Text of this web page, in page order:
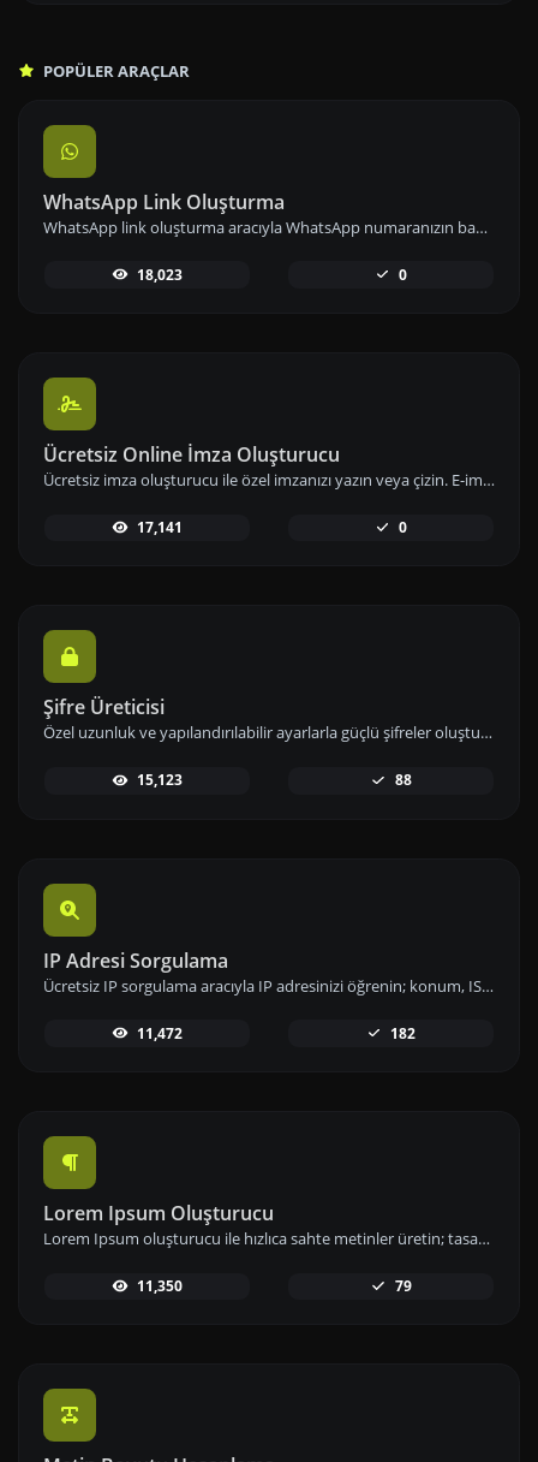
POPÜLER ARAÇLAR
WhatsApp Link Oluşturma
WhatsApp link oluşturma aracıyla WhatsApp numaranızın bağlantısını önceden tanımlanmış mesajlarla paylaşarak iletişimi kolaylaştırın.
18,023 0
Ücretsiz Online İmza Oluşturucu
Ücretsiz imza oluşturucu ile özel imzanızı yazın veya çizin. E-imzanızı hızlıca oluşturup indirerek dijital imzanızı hemen kullanıma alabilirsiniz.
17,141 0
Şifre Üreticisi
Özel uzunluk ve yapılandırılabilir ayarlarla güçlü şifreler oluşturun. Sayılar, semboller, küçük ve büyük harf kombinasyonlarını kullanarak şifre güvenliğini artırın.
15,123 88
IP Adresi Sorgulama
Ücretsiz IP sorgulama aracıyla IP adresinizi öğrenin; konum, ISP ve ağ bilgileri gibi detaylara hızlıca erişip analizlerinizi gerçekleştirin.
11,472 182
Lorem Ipsum Oluşturucu
Lorem Ipsum oluşturucu ile hızlıca sahte metinler üretin; tasarımlarınızda ve projelerinizde örnek içerik olarak kullanın.
11,350 79